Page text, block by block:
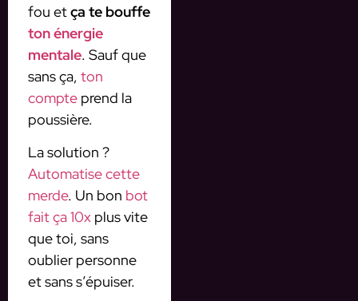
fou etça te bouffe
ton énergie
mentale. Sauf que
sans ça, ton
compte prend la
poussière.
La solution ?
Automatise cette
merde. Un bon bot
fait ça 10x plus vite
que toi, sans
oublier personne
et sans s’épuiser.